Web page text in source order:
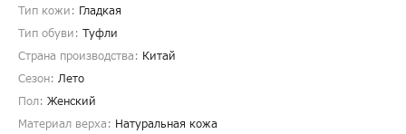
Тип кожи: Гладкая
Тип обуви: Туфли
Страна производства: Китай
Сезон: Лето
Пол: Женский
Материал верха: Натуральная кожа